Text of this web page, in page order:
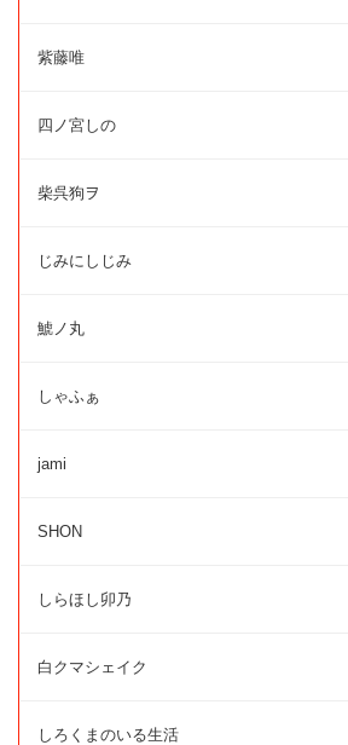
紫藤唯
四ノ宮しの
柴呉狗ヲ
じみにしじみ
鯱ノ丸
しゃふぁ
jami
SHON
しらほし卯乃
白クマシェイク
しろくまのいる生活